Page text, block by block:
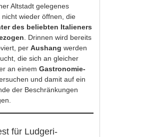
Altstadt gelegenes
nicht wieder öffnen, die
des beliebten Italieners
. Drinnen wird bereits
perAushangwerden
die sich an gleicher
an einemGastronomie-
und damit auf ein
der Beschränkungen
für Ludgeri-